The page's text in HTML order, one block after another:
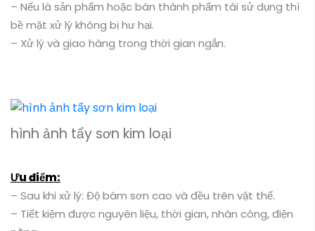
hình ảnh tẩy sơn kim loại
– Tiết kiệm được nguyên liệu, thời gian, nhân công, điện
năng.
– Tăng tuổi thọ sử dụng của vật thể đã xử lý.
không tiếp điện.
– Giá thành xử lý thấp hơn nhiều so với giá thành xử lý
bằng hóa chất hoặc dung dịch.